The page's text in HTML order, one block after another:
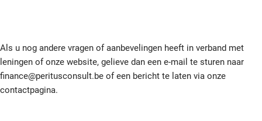
Als u nog andere vragen of aanbevelingen heeft in verband met
leningen of onze website, gelieve dan een e-mail te sturen naar
finance@peritusconsult.be of een bericht te laten via onze
contactpagina.